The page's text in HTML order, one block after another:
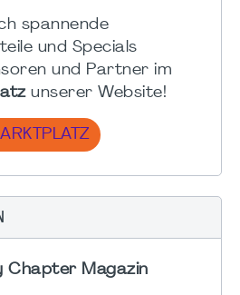
spannende
und Specials
und Partner im
unserer Website!
Chapter Magazin